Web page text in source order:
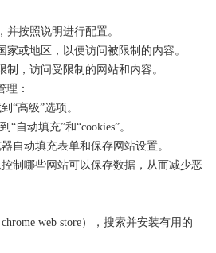
按照说明进行配置。
家或地区，以便访问被限制的内容。
，访问受限制的网站和内容。
理：
“高级”选项。
自动填充”和“cookies”。
自动填充表单和保存网站设置。
制哪些网站可以保存数据，从而减少恶
web store），搜索并安装有用的